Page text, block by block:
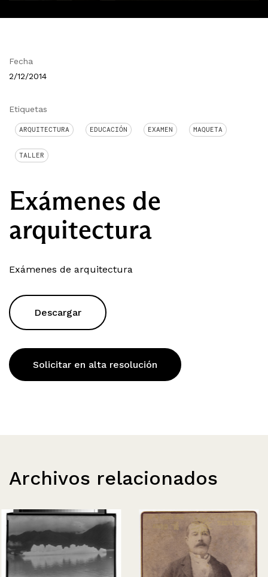
Fecha
2/12/2014
Etiquetas
ARQUITECTURA EDUCACIÓN EXAMEN MAQUETA
TALLER
Exámenes de
arquitectura
Exámenes de arquitectura
Descargar
Solicitar en alta resolución
Archivos relacionados